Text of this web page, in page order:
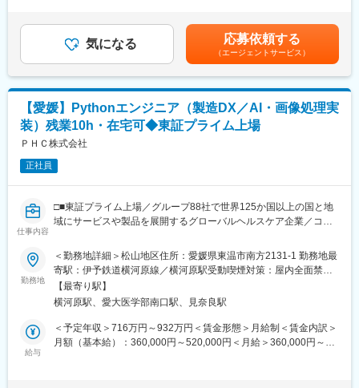
顧客からいかにシェアを獲得するか試行錯誤する面白さがありま
す。
変更の範囲：会社の定める業務
【業務内容】
同社のフィールドエンジニアとして主力製品である「全自動調剤
分包機」や「リアルタイム薬品管理装置」といった調剤IoT機器の
【業務詳細】
（1）メンテナンス契約を締結していただいているお客様に定期的
に伺って機械の状態を確認調整する業務
（2）メンテナンス契約の有無に関わらず全ての機械トラブルに対
する緊急対応
（3）新しい機械を導入する際の導入設置作業
（4）メンテナンスに関する書類作成（保守契約更新、修理履歴・
機器状態報告書など）
【ポジションの魅力】
全く無い方でも立ち上りが可能となっております。
・業界トップクラスのIoT製品や医療システムに触れる事が可能で
す。また、製品知識だけでなくメンテナンススキルも習得可能な
ため市場価値向上が可能です。
登用となり、業界トップクラスシェアを誇る優良企業の正社員と
して安定就業が可能です。（登用率98%、試験ノルマなし）
＞※給与詳細は、年齢・スキルを考慮し決定します。■昇給：年1
回■賞与：年2回年収420万円／30歳 経験5年年収500万円／32歳
経験7年賃金はあくまでも目安の金額であり、選考を通じて上下す
る可能性があります。月給(月額)は固定手当を含めた表記です。
気になる 応募依頼する
（エージェントサービス）
【愛媛】Pythonエンジニア（製造DX／AI・画像処理実
装）残業10h・在宅可◆東証プライム上場
ＰＨＣ株式会社
正社員
仕事内容
□■東証プライム上場／グループ88社で世界125か国以上の国と地
域にサービスや製品を展開するグローバルヘルスケア企業／コロ
野で事業成長□■
■採用背景
PHCでは現在、「AX（AI Transformation）」を全社戦略として推
進しており、工場・設備・品質・生産計画までをデータとAIでつ
なぐ“自律型モノづくり”の実現を目指しています。
今回のポジションでは、単なるデータ分析ではなく、
勤務地
＜勤務地詳細＞松山地区住所：愛媛県東温市南方2131‐1 勤務地最
寄駅：伊予鉄道横河原線／横河原駅受動喫煙対策：屋内全面禁煙
変更の範囲：会社の定める事業所（リモートワーク含む）
【最寄り駅】
横河原駅、愛大医学部南口駅、見奈良駅
給与
＜予定年収＞716万円～932万円＜賃金形態＞月給制＜賃金内訳＞
月額（基本給）：360,000円～520,000円＜月給＞360,000円～